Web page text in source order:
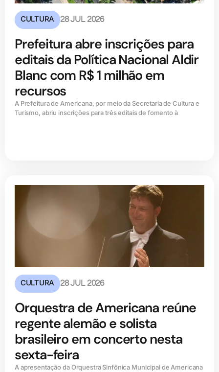
CULTURA 28 JUL 2026
Prefeitura abre inscrições para
editais da Política Nacional Aldir
Blanc com R$ 1 milhão em
recursos
A Prefeitura de Americana, por meio da Secretaria de Cultura e
Turismo, abriu inscrições para três editais de fomento à
CULTURA 28 JUL 2026
Orquestra de Americana reúne
regente alemão e solista
brasileiro em concerto nesta
sexta-feira
A apresentação da Orquestra Sinfônica Municipal de Americana